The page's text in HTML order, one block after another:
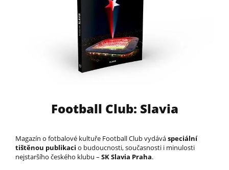
Football Club: Slavia
Magazín o fotbalové kultuře Football Club vydáváspeciální
tištěnou publikaci o budoucnosti, současnosti i minulosti
nejstaršího českého klubu – SK Slavia Praha.